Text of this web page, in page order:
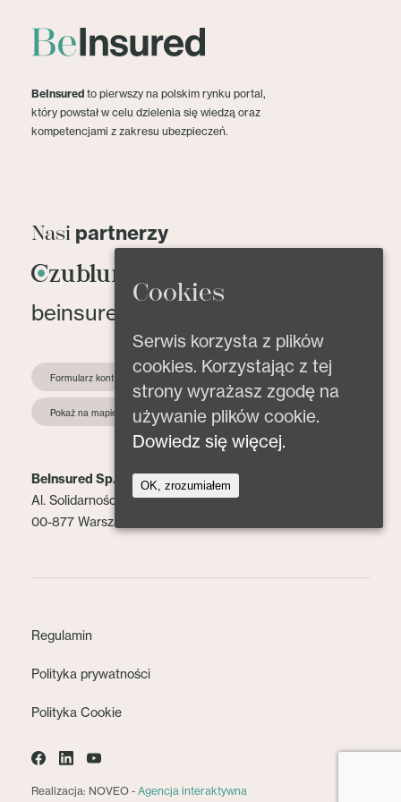
BeInsured to pierwszy na polskim rynku portal,
który powstał w celu dzielenia się wiedzą oraz
kompetencjami z zakresu ubezpieczeń.
Nasi partnerzy
beinsured@beinsured.pl
Formularz kontaktowy
Pokaż na mapie
BeInsured Sp. z o.o.
Al. Solidarności 153 lok. 2
00-877 Warszawa
Regulamin
Polityka prywatności
Polityka Cookie
Realizacja: NOVEO - Agencja interaktywna
Cookies
Serwis korzysta z plików
cookies. Korzystając z tej
strony wyrażasz zgodę na
używanie plików cookie.
Dowiedz się więcej.
OK, zrozumiałem